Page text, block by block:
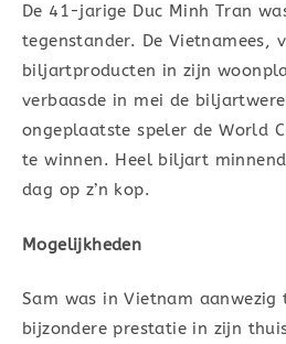
De 41-jarige Duc Minh Tran
tegenstander. De Vietnamees,
biljartproducten in zijn
verbaasde in mei de
ongeplaatste speler de World
te winnen. Heel biljart
dag op z’n kop.
Mogelijkheden
Sam was in Vietnam aanwezig
bijzondere prestatie in zijn